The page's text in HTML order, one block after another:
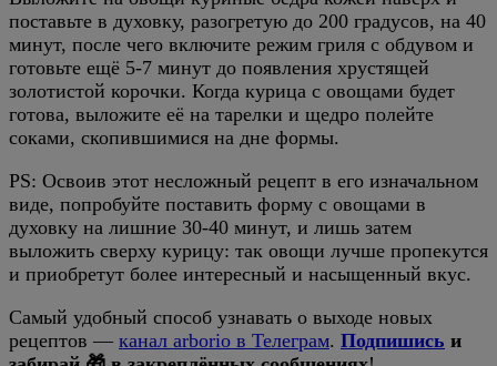
поставьте в духовку, разогретую до 200 градусов, на 40
минут, после чего включите режим гриля с обдувом и
готовьте ещё 5-7 минут до появления хрустящей
золотистой корочки. Когда курица с овощами будет
готова, выложите её на тарелки и щедро полейте
соками, скопившимися на дне формы.
PS: Освоив этот несложный рецепт в его изначальном
виде, попробуйте поставить форму с овощами в
духовку на лишние 30-40 минут, и лишь затем
выложить сверху курицу: так овощи лучше пропекутся
и приобретут более интересный и насыщенный вкус.
Самый удобный способ узнавать о выходе новых
рецептов — канал arborio в Телеграм. Подпишись и